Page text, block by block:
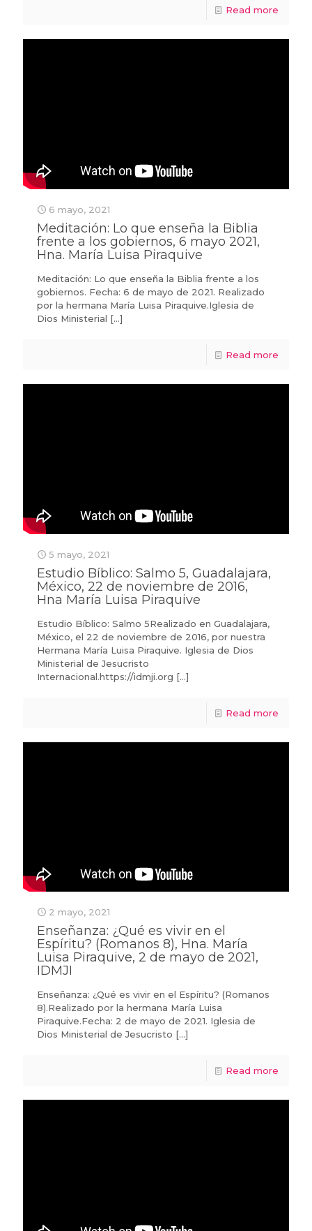
Read more
6 mayo, 2021
Meditación: Lo que enseña la Biblia
frente a los gobiernos, 6 mayo 2021,
Hna. María Luisa Piraquive
Meditación: Lo que enseña la Biblia frente a los
gobiernos. Fecha: 6 de mayo de 2021. Realizado
por la hermana María Luisa Piraquive.Iglesia de
Dios Ministerial […]
Read more
5 mayo, 2021
Estudio Bíblico: Salmo 5, Guadalajara,
México, 22 de noviembre de 2016,
Hna María Luisa Piraquive
Estudio Bíblico: Salmo 5Realizado en Guadalajara,
México, el 22 de noviembre de 2016, por nuestra
Hermana María Luisa Piraquive. Iglesia de Dios
Ministerial de Jesucristo
Internacional.https://idmji.org […]
Read more
2 mayo, 2021
Enseñanza: ¿Qué es vivir en el
Espíritu? (Romanos 8), Hna. María
Luisa Piraquive, 2 de mayo de 2021,
IDMJI
Enseñanza: ¿Qué es vivir en el Espíritu? (Romanos
8).Realizado por la hermana María Luisa
Piraquive.Fecha: 2 de mayo de 2021. Iglesia de
Dios Ministerial de Jesucristo […]
Read more